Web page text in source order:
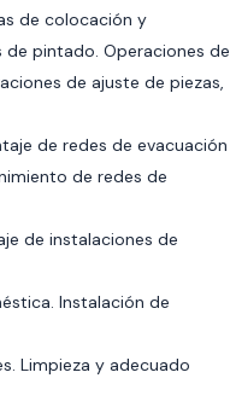
de colocación y
pintado. Operaciones de
de ajuste de piezas,
de redes de evacuación
de redes de
de instalaciones de
Instalación de
Limpieza y adecuado